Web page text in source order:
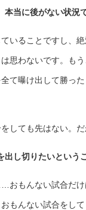
当に後がない状況で
ていることですし、
思わないです。も
て曝け出して勝っ
しても先はない。
し切りたいという
おもんない試合だ
もんない試合をし